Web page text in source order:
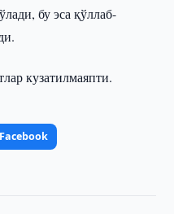
бу эса қўллаб-
кузатилмаяпти.
Facebook